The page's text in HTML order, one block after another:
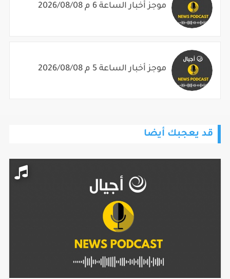
موجز أخبار الساعة 6 م 2026/08/08
موجز أخبار الساعة 5 م 2026/08/08
قد يعجبك أيضا